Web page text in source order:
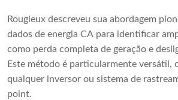
Rougieux descreveu sua abordagem
dados de energia CA para identificar
como perda completa de geração e
Este método é particularmente versátil,
qualquer inversor ou sistema de
point.